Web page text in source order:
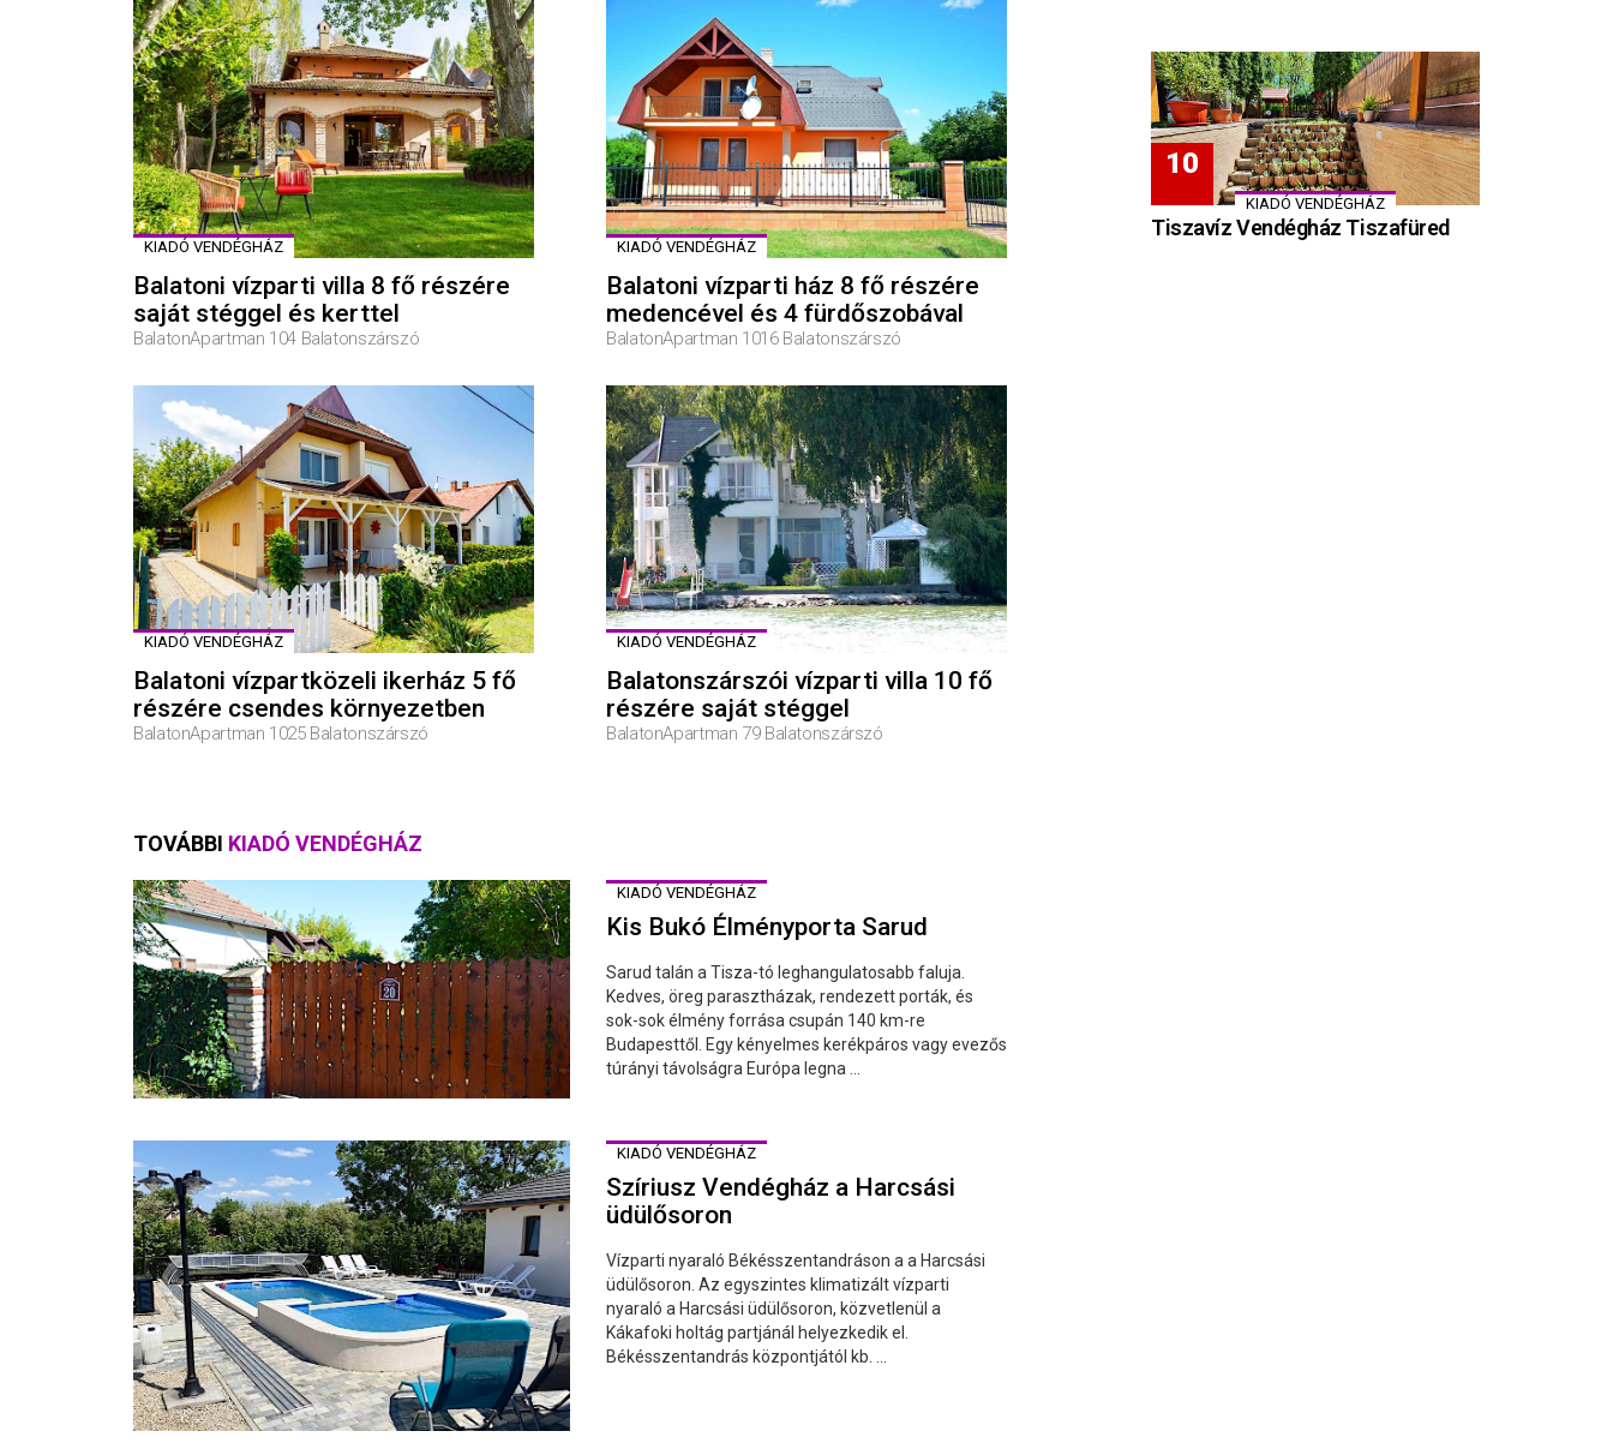
KIADÓ VENDÉGHÁZ
Balatoni vízparti villa 8 fő részére
saját stéggel és kerttel
BalatonApartman 104 Balatonszárszó
KIADÓ VENDÉGHÁZ
Balatoni vízparti ház 8 fő részére
medencével és 4 fürdőszobával
BalatonApartman 1016 Balatonszárszó
KIADÓ VENDÉGHÁZ
Balatoni vízpartközeli ikerház 5 fő
részére csendes környezetben
BalatonApartman 1025 Balatonszárszó
KIADÓ VENDÉGHÁZ
Balatonszárszói vízparti villa 10 fő
részére saját stéggel
BalatonApartman 79 Balatonszárszó
TOVÁBBI KIADÓ VENDÉGHÁZ
KIADÓ VENDÉGHÁZ
Kis Bukó Élményporta Sarud
Sarud talán a Tisza-tó leghangulatosabb faluja.
Kedves, öreg parasztházak, rendezett porták, és
sok-sok élmény forrása csupán 140 km-re
Budapesttől. Egy kényelmes kerékpáros vagy evezős
túrányi távolságra Európa legna ...
KIADÓ VENDÉGHÁZ
Szíriusz Vendégház a Harcsási
üdülősoron
Vízparti nyaraló Békésszentandráson a a Harcsási
üdülősoron. Az egyszintes klimatizált vízparti
nyaraló a Harcsási üdülősoron, közvetlenül a
Kákafoki holtág partjánál helyezkedik el.
Békésszentandrás központjától kb. ...
KIADÓ VENDÉGHÁZ
Tiszavíz Vendégház Tiszafüred